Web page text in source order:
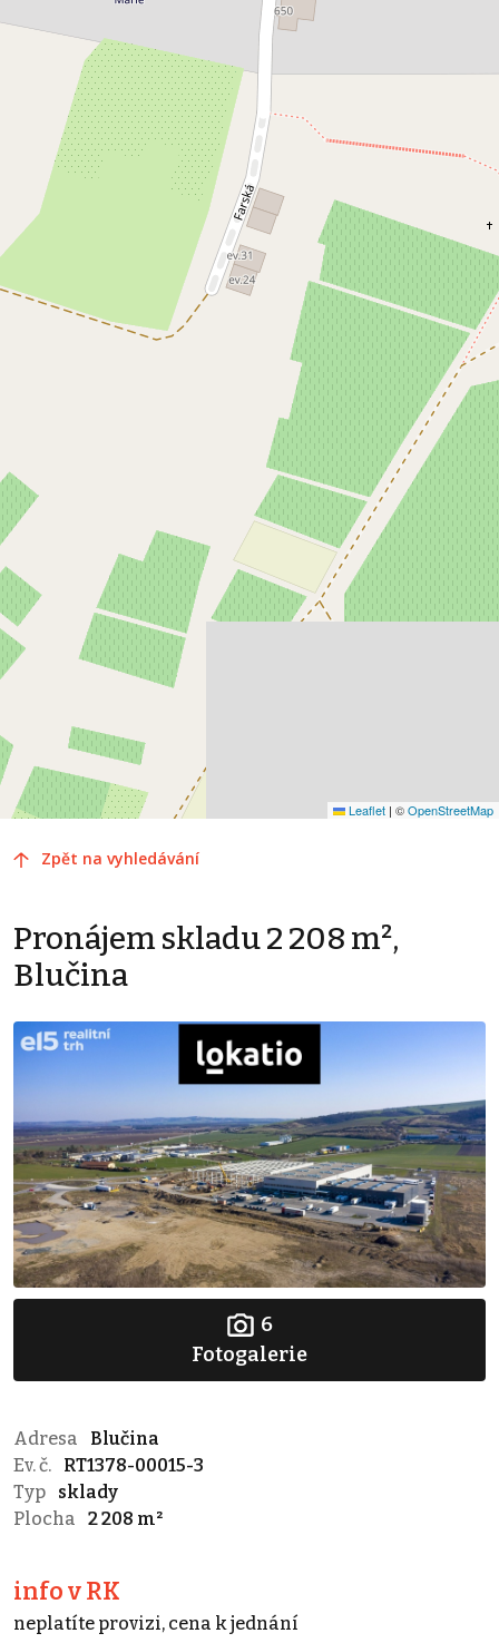
Leaflet | ©OpenStreetMap
Zpět na vyhledávání
Pronájem skladu 2 208 m²,
Blučina
6
Fotogalerie
Adresa
Blučina
Ev. č.
RT1378-00015-3
Typ
sklady
Plocha
2 208 m²
info v RK
neplatíte provizi, cena k jednání